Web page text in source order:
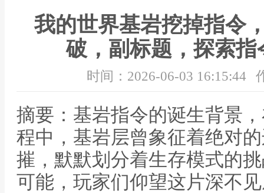
我的世界基岩挖掉指令
破，副标题，探索
时间：2026-06-03 16:15:44
摘要：基岩指令的诞生背景
程中，基岩层曾象征着绝对
摧，默默划分着生存模式的
可能，玩家们仰望这片深不